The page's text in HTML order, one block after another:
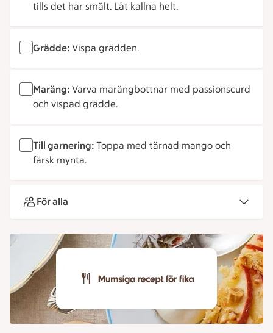
tills det har smält. Låt kallna helt.
Grädde: Vispa grädden.
Maräng: Varva marängbottnar med passionscurd
och vispad grädde.
Till garnering: Toppa med tärnad mango och
färsk mynta.
För alla